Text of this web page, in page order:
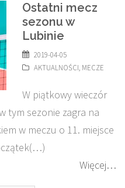
Ostatni mecz
sezonu w
Lubinie
2019-04-05
AKTUALNOŚCI, MECZE
W piątkowy wieczór
tym sezonie zagra na
w meczu o 11. miejsce
Więcej…